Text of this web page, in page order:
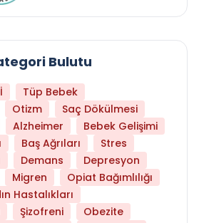
Bulutu
Tüp Bebek
Otizm
Saç Dökülmesi
Alzheimer
Bebek Gelişimi
Baş Ağrıları
Stres
Demans
Depresyon
Migren
Opiat Bağımlılığı
Hastalıkları
Şizofreni
Obezite